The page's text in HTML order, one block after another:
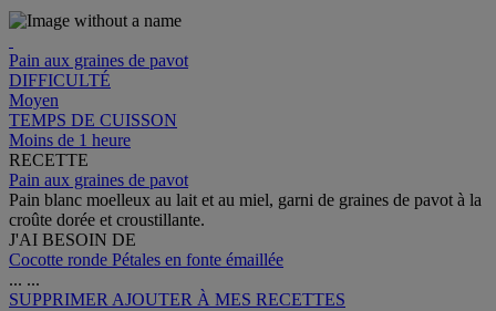
Pain aux graines de pavot
DIFFICULTÉ
Moyen
TEMPS DE CUISSON
Moins de 1 heure
RECETTE
Pain aux graines de pavot
Pain blanc moelleux au lait et au miel, garni de graines de pavot à la
croûte dorée et croustillante.
J'AI BESOIN DE
Cocotte ronde Pétales en fonte émaillée
... ...
SUPPRIMER AJOUTER À MES RECETTES